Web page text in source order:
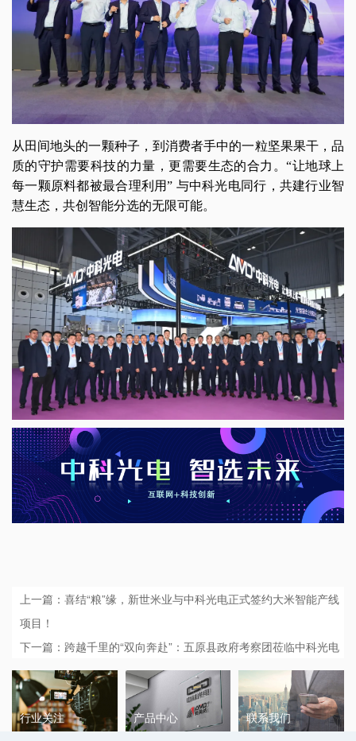
从田间地头的一颗种子，到消费者手中的一粒坚果果干，品
质的守护需要科技的力量，更需要生态的合力。“让地球上
每一颗原料都被最合理利用” 与中科光电同行，共建行业智
慧生态，共创智能分选的无限可能。
上一篇：喜结“粮”缘，新世米业与中科光电正式签约大米智能产线
项目！
下一篇：跨越千里的“双向奔赴”：五原县政府考察团莅临中科光电
行业关注 产品中心 联系我们